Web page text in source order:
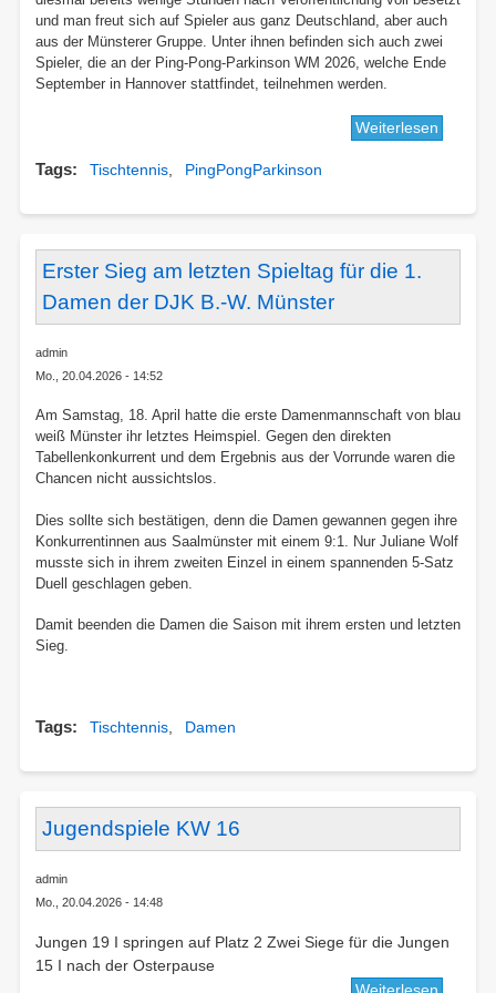
und man freut sich auf Spieler aus ganz Deutschland, aber auch
aus der Münsterer Gruppe. Unter ihnen befinden sich auch zwei
Spieler, die an der Ping-Pong-Parkinson WM 2026, welche Ende
September in Hannover stattfindet, teilnehmen werden.
Weiterlesen
Tags Tischtennis PingPongParkinson
Erster Sieg am letzten Spieltag für die 1.
Damen der DJK B.-W. Münster
admin
Mo., 20.04.2026 - 14:52
Am Samstag, 18. April hatte die erste Damenmannschaft von blau
weiß Münster ihr letztes Heimspiel. Gegen den direkten
Tabellenkonkurrent und dem Ergebnis aus der Vorrunde waren die
Chancen nicht aussichtslos.
Dies sollte sich bestätigen, denn die Damen gewannen gegen ihre
Konkurrentinnen aus Saalmünster mit einem 9:1. Nur Juliane Wolf
musste sich in ihrem zweiten Einzel in einem spannenden 5-Satz
Duell geschlagen geben.
Damit beenden die Damen die Saison mit ihrem ersten und letzten
Sieg.
Tags Tischtennis Damen
Jugendspiele KW 16
admin
Mo., 20.04.2026 - 14:48
Jungen 19 I springen auf Platz 2 Zwei Siege für die Jungen
15 I nach der Osterpause